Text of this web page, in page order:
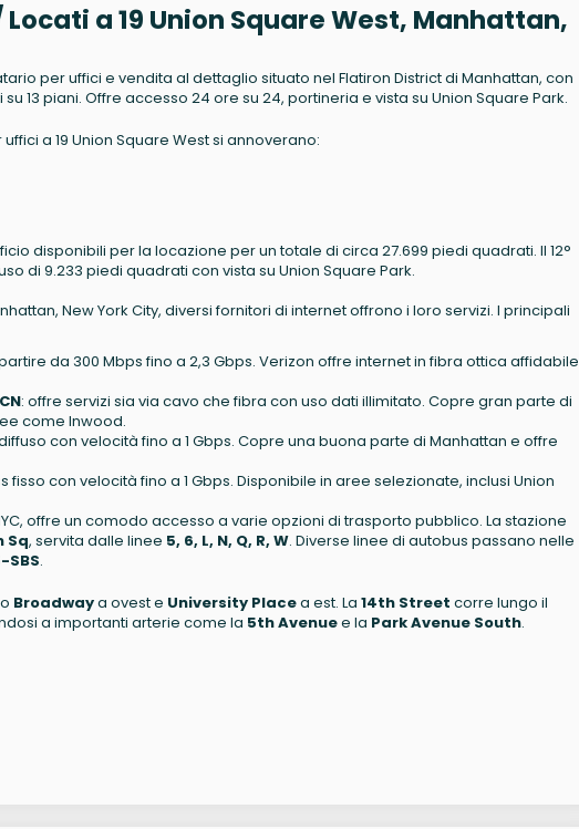
a 19 Union Square West, Manhattan,
per uffici e vendita al dettaglio situato nel Flatiron District di Manhattan, con
13 piani. Offre accesso 24 ore su 24, portineria e vista su Union Square Park.
a 19 Union Square West si annoverano:
disponibili per la locazione per un totale di circa 27.699 piedi quadrati. Il 12°
di 9.233 piedi quadrati con vista su Union Square Park.
New York City, diversi fornitori di internet offrono i loro servizi. I principali
da 300 Mbps fino a 2,3 Gbps. Verizon offre internet in fibra ottica affidabile
: offre servizi sia via cavo che fibra con uso dati illimitato. Copre gran parte di
come Inwood.
con velocità fino a 1 Gbps. Copre una buona parte di Manhattan e offre
fisso con velocità fino a 1 Gbps. Disponibile in aree selezionate, inclusi Union
offre un comodo accesso a varie opzioni di trasporto pubblico. La stazione
Sq, servita dalle linee 5, 6, L, N, Q, R, W. Diverse linee di autobus passano nelle
SBS.
Broadwaya ovest e University Placea est. La 14th Street corre lungo il
a importanti arterie come la 5th Avenuee la Park Avenue South.